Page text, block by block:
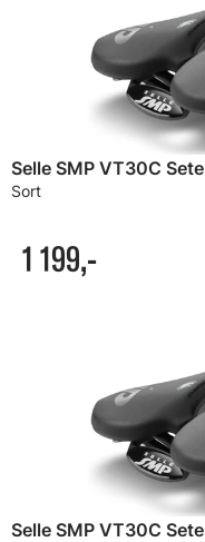
Selle SMP VT30C Sete
Sort
1 199,-
Selle SMP VT30C Sete